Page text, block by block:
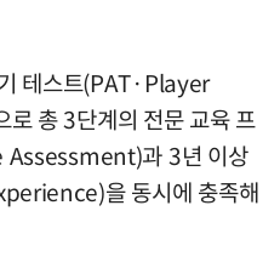
테스트(PAT·Player
총 3단계의 전문 교육 프
과 3년 이상
을 동시에 충족해